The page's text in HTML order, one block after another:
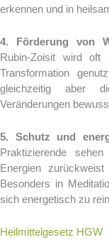
erkennen und in
4. Förderung von
Rubin-Zoisit wird oft
Transformation
gleichzeitig aber
Veränderungen
5. Schutz und
Praktizierende
Energien
Besonders in
sich energetisch zu
Heilmittelgesetz HGW